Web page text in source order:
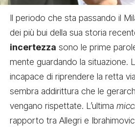
Il periodo che sta passando il
dei più bui della sua storia
incertezza sono le prime
mente guardando la situazione.
incapace di riprendere la retta
sembra addirittura che le
vengano rispettate. L’ultima
rapporto tra Allegri e